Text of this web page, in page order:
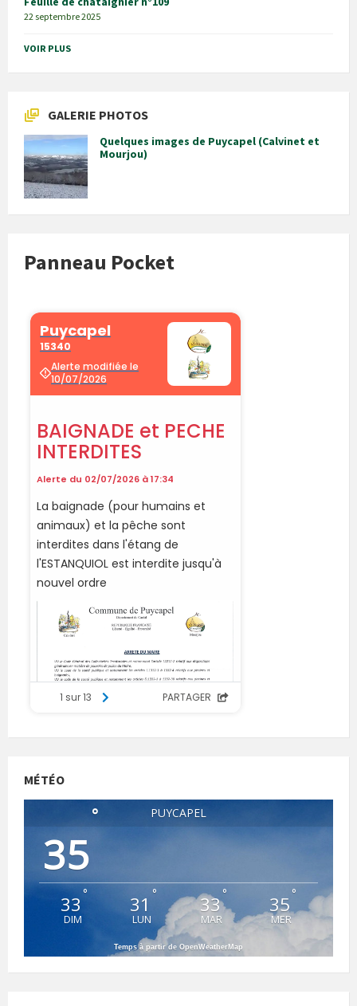
22 septembre 2025
VOIR PLUS
GALERIE PHOTOS
Quelques images de Puycapel (Calvinet et
Mourjou)
Panneau Pocket
MÉTÉO
PUYCAPEL
35
°
33 °
DIM
31 °
LUN
33°
MAR
35 °
MER
Temps à partir de OpenWeatherMap